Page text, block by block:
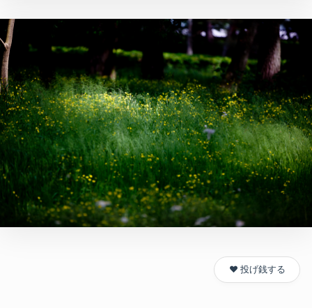
❤️ 投げ銭する